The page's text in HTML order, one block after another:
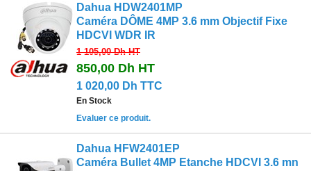
Dahua HDW2401MP
Caméra DÔME 4MP 3.6 mm Objectif Fixe
HDCVI WDR IR
1 105,00 DhHT
850,00 Dh HT
1 020,00 Dh TTC
En Stock
Evaluer ce produit.
Dahua HFW2401EP
Caméra Bullet 4MP Etanche HDCVI 3.6 mn